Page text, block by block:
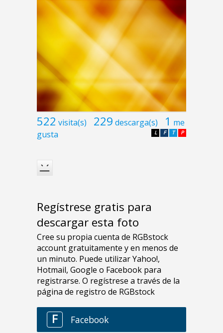
522 visita(s) 229 descarga(s) 1 me
gusta
P
T
F
L
Regístrese gratis para
descargar esta foto